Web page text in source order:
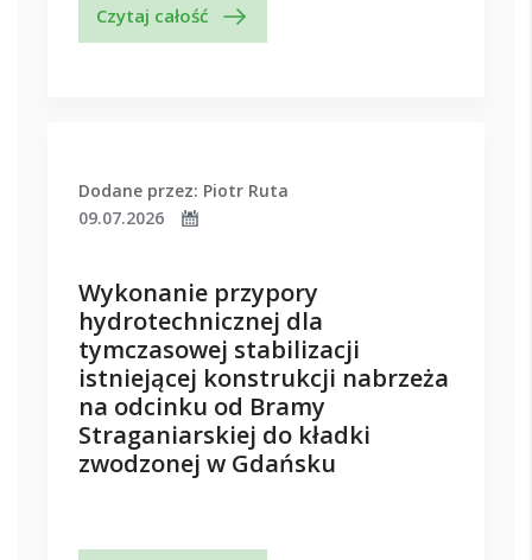
Czytaj całość
Dodane przez: Piotr Ruta
09.07.2026
Wykonanie przypory
hydrotechnicznej dla
tymczasowej stabilizacji
istniejącej konstrukcji nabrzeża
na odcinku od Bramy
Straganiarskiej do kładki
zwodzonej w Gdańsku